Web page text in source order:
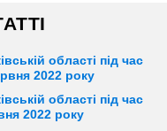
області під час
2022 року
області під час
2022 року